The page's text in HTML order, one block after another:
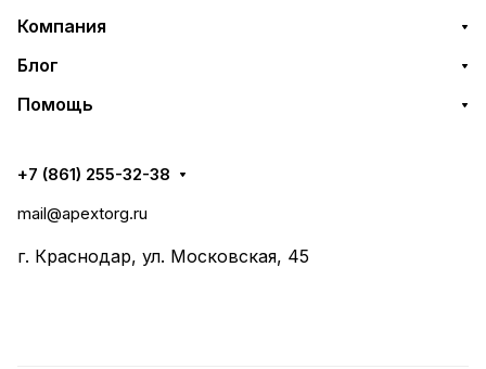
Компания
Блог
Помощь
+7 (861) 255-32-38
mail@apextorg.ru
г. Краснодар, ул. Московская, 45